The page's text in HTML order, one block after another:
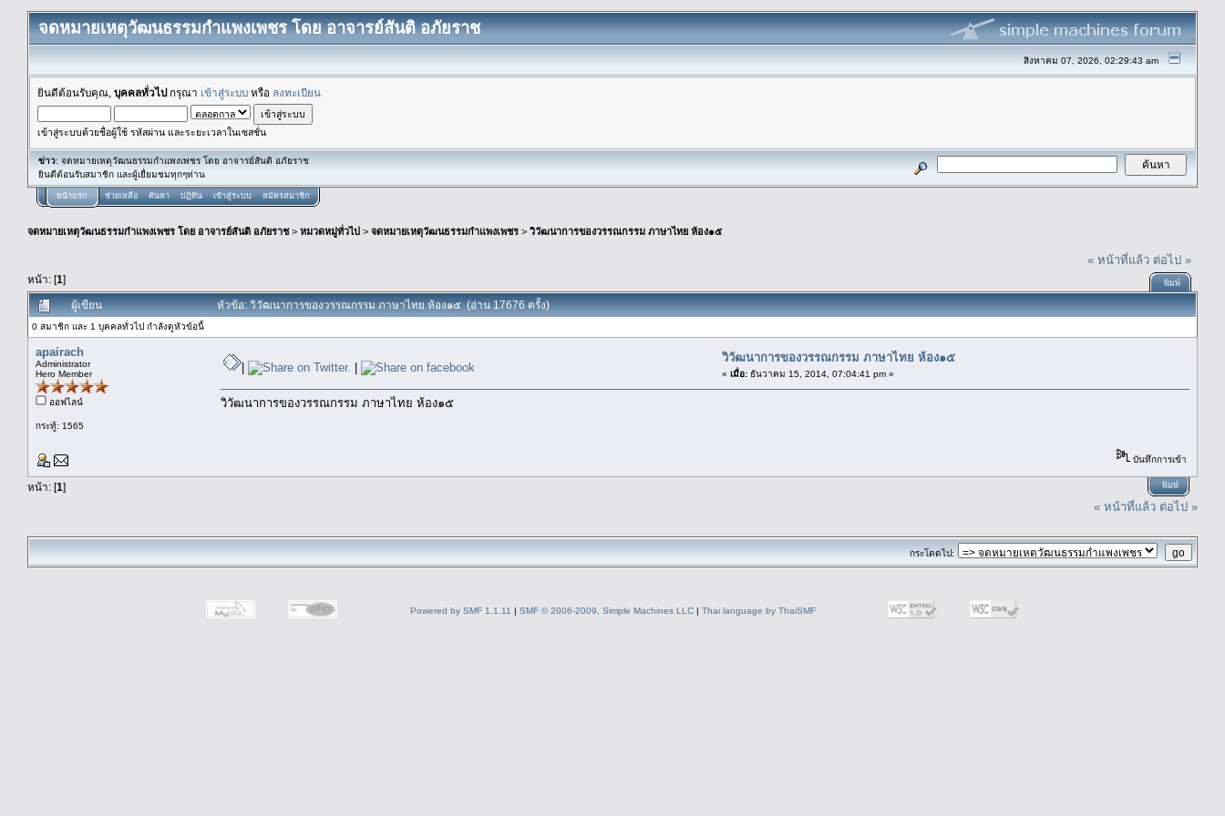
จดหมายเหตุวัฒนธรรมกำแพงเพชร โดย อาจารย์สันติ อภัยราช
สิงหาคม 07, 2026, 02:29:43 am
ยินดีต้อนรับคุณ, บุคคลทั่วไปกรุณา เข้าสู่ระบบ หรือ ลงทะเบียน
เข้าสู่ระบบด้วยชื่อผู้ใช้ รหัสผ่าน และระยะเวลาในเซสชั่น
ข่าว: จดหมายเหตุวัฒนธรรมกำแพงเพชร โดย อาจารย์สันติ อภัยราช
ยินดีต้อนรับสมาชิก และผู้เยื่ยมชมทุกๆท่าน
หน้าแรก ช่วยเหลือ ค้นหา ปฏิทิน เข้าสู่ระบบ สมัครสมาชิก
จดหมายเหตุวัฒนธรรมกำแพงเพชร โดย อาจารย์สันติ อภัยราช> หมวดหมู่ทั่วไป > จดหมายเหตุวัฒนธรรมกำแพงเพชร > วิวัฒนาการของวรรณกรรม ภาษาไทย ห้อง๑๕
หน้า: [1]
« หน้าที่แล้ว ต่อไป »
พิมพ์
ผู้เขียน หัวข้อ: วิวัฒนาการของวรรณกรรม ภาษาไทย ห้อง๑๕ (อ่าน 17676 ครั้ง)
0 สมาชิก และ 1 บุคคลทั่วไป กำลังดูหัวข้อนี้
apairach
Administrator
Hero Member
ออฟไลน์
กระทู้: 1565
| |
วิวัฒนาการของวรรณกรรม ภาษาไทย ห้อง๑๕
« เมื่อ: ธันวาคม 15, 2014, 07:04:41 pm »
วิวัฒนาการของวรรณกรรม ภาษาไทย ห้อง๑๕
บันทึกการเข้า
หน้า: [1] พิมพ์
« หน้าที่แล้ว ต่อไป »
กระโดดไป:
Powered by SMF 1.1.11 | SMF © 2006-2009, Simple Machines LLC| Thai language by ThaiSMF